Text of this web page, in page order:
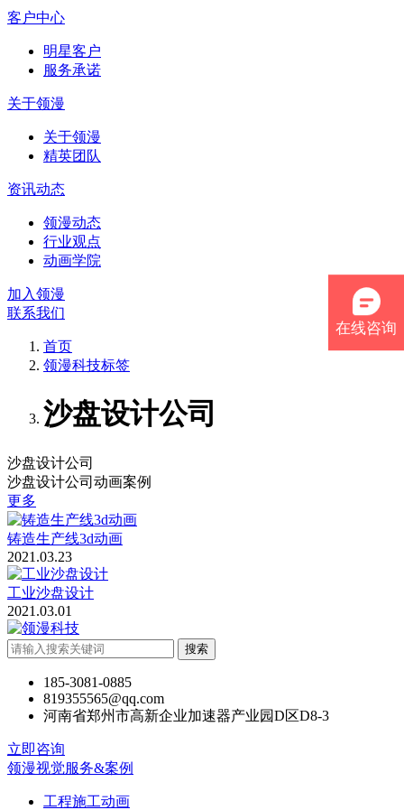
客户中心
明星客户
服务承诺
关于领漫
关于领漫
精英团队
资讯动态
领漫动态
行业观点
动画学院
加入领漫
联系我们
首页
领漫科技标签
沙盘设计公司
沙盘设计公司
沙盘设计公司动画案例
更多
铸造生产线3d动画
2021.03.23
工业沙盘设计
2021.03.01
搜索
185-3081-0885
819355565@qq.com
河南省郑州市高新企业加速器产业园D区D8-3
立即咨询
领漫视觉服务&案例
工程施工动画
在线咨询